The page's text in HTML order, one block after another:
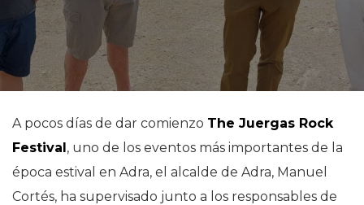
A pocos días de dar comienzo The Juergas Rock
Festival, uno de los eventos más importantes de la
época estival en Adra, el alcalde de Adra, Manuel
Cortés, ha supervisado junto a los responsables de